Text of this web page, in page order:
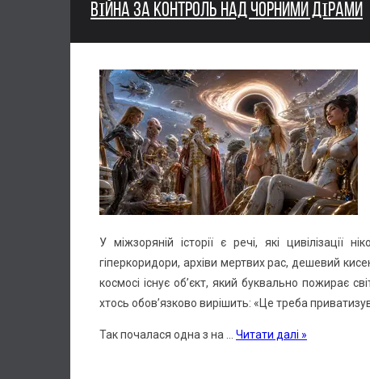
ВІЙНА ЗА КОНТРОЛЬ НАД ЧОРНИМИ ДІРАМИ
У міжзоряній історії є речі, які цивілізації
гіперкоридори, архіви мертвих рас, дешевий
космосі існує об’єкт, який буквально пожирає
хтось обов’язково вирішить: «Це треба
Так почалася одна з на Читати далі »